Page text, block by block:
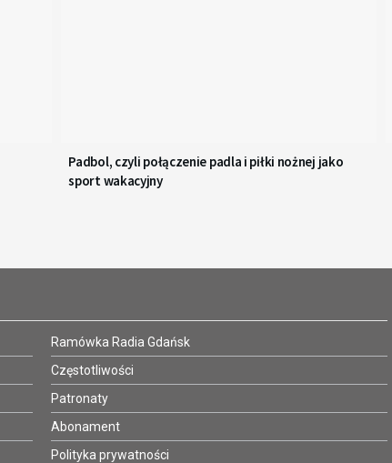
Padbol, czyli połączenie padla i piłki nożnej jako
sport wakacyjny
Ramówka Radia Gdańsk
Częstotliwości
Patronaty
Abonament
Polityka prywatności